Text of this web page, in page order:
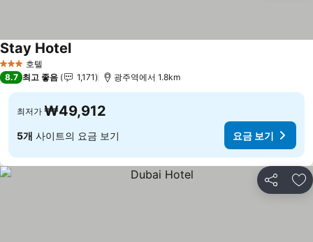
3 성급 호텔
Stay Hotel요금 보기
8.7 최고 좋음 1,171 광주역에서 1.8km
최저가 ₩49,912
5개 사이트의 요금 보기 요금 보기
공유 즐